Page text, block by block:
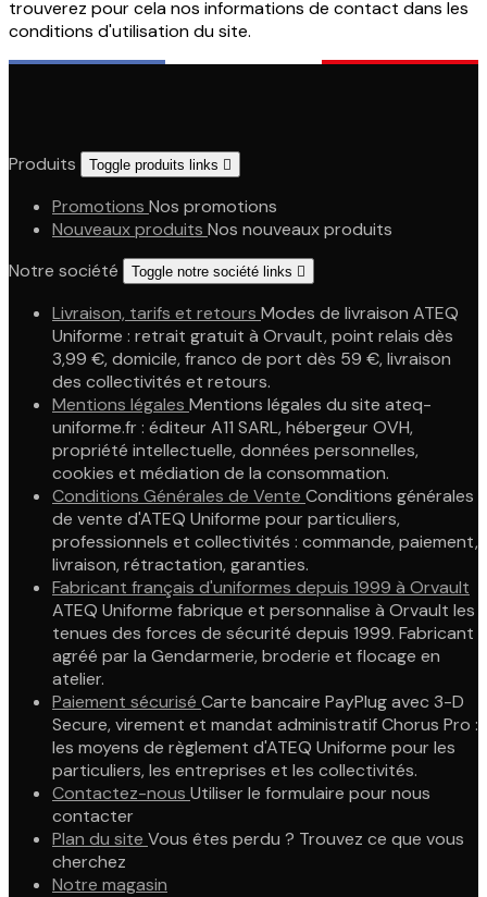
trouverez pour cela nos informations de contact dans les
conditions d'utilisation du site.
Produits Toggle produits links 
Promotions Nos promotions
Nouveaux produits Nos nouveaux produits
Notre société
Toggle notre société links 
Livraison, tarifs et retours Modes de livraison ATEQ
Uniforme : retrait gratuit à Orvault, point relais dès
3,99 €, domicile, franco de port dès 59 €, livraison
des collectivités et retours.
Mentions légales Mentions légales du site ateq-
uniforme.fr : éditeur A11 SARL, hébergeur OVH,
propriété intellectuelle, données personnelles,
cookies et médiation de la consommation.
Conditions Générales de Vente Conditions générales
de vente d'ATEQ Uniforme pour particuliers,
professionnels et collectivités : commande, paiement,
livraison, rétractation, garanties.
Fabricant français d'uniformes depuis 1999 à Orvault
ATEQ Uniforme fabrique et personnalise à Orvault les
tenues des forces de sécurité depuis 1999. Fabricant
agréé par la Gendarmerie, broderie et flocage en
atelier.
Paiement sécurisé Carte bancaire PayPlug avec 3-D
Secure, virement et mandat administratif Chorus Pro :
les moyens de règlement d'ATEQ Uniforme pour les
particuliers, les entreprises et les collectivités.
Contactez-nous Utiliser le formulaire pour nous
contacter
Plan du site Vous êtes perdu ? Trouvez ce que vous
cherchez
Notre magasin